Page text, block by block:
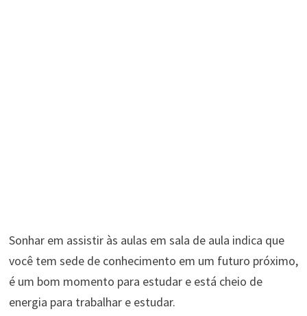
Sonhar em assistir às aulas em sala de aula indica que
você tem sede de conhecimento em um futuro próximo,
é um bom momento para estudar e está cheio de
energia para trabalhar e estudar.